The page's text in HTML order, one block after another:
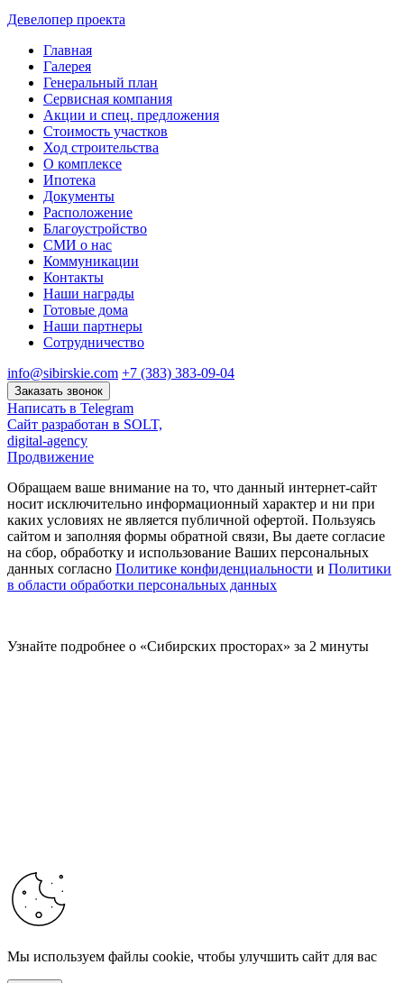
Девелопер проекта
Главная
Галерея
Генеральный план
Сервисная компания
Акции и спец. предложения
Стоимость участков
Ход строительства
О комплексе
Ипотека
Документы
Расположение
Благоустройство
СМИ о нас
Коммуникации
Контакты
Наши награды
Готовые дома
Наши партнеры
Сотрудничество
info@sibirskie.com +7 (383) 383-09-04
Заказать звонок
Написать в Telegram
Сайт разработан в SOLT,
digital-agency
Продвижение
Обращаем ваше внимание на то, что данный интернет-сайт
носит исключительно информационный характер и ни при
каких условиях не является публичной офертой. Пользуясь
сайтом и заполняя формы обратной связи, Вы даете согласие
на сбор, обработку и использование Ваших персональных
данных согласно Политике конфиденциальности и Политики
в области обработки персональных данных
Узнайте подробнее о «Сибирских просторах» за 2 минуты
Мы используем файлы cookie, чтобы улучшить сайт для вас